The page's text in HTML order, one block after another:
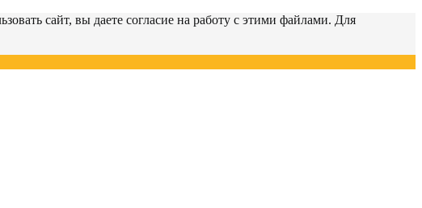
сайт, вы даете согласие на работу с этими файлами. Для